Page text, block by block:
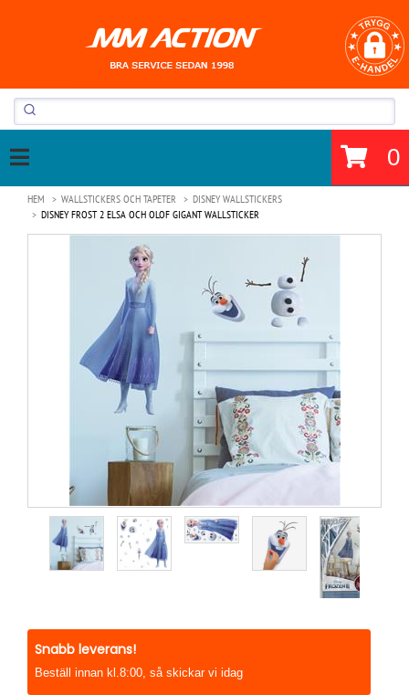
0
HEM WALLSTICKERS OCH TAPETER
DISNEY WALLSTICKERS
DISNEY FROST 2 ELSA OCH OLOF GIGANT WALLSTICKER
Snabb leverans!
Beställ innan kl.8:00, så skickar vi idag